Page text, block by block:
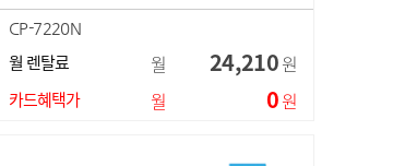
CP-7220N
월 렌탈료 월 24,210원
카드혜택가 월 0원